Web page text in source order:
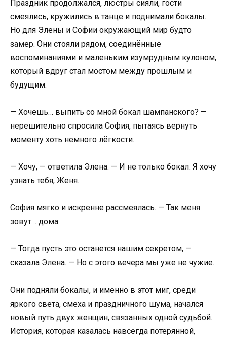
Праздник продолжался, люстры сияли, гости
смеялись, кружились в танце и поднимали бокалы.
Но для Элены и Софии окружающий мир будто
замер. Они стояли рядом, соединённые
воспоминаниями и маленьким изумрудным кулоном,
который вдруг стал мостом между прошлым и
будущим.
— Хочешь… выпить со мной бокал шампанского? —
нерешительно спросила София, пытаясь вернуть
моменту хоть немного лёгкости.
— Хочу, — ответила Элена. — И не только бокал. Я хочу
узнать тебя, Женя.
София мягко и искренне рассмеялась. — Так меня
зовут… дома.
— Тогда пусть это останется нашим секретом, —
сказала Элена. — Но с этого вечера мы уже не чужие.
Они подняли бокалы, и именно в этот миг, среди
яркого света, смеха и праздничного шума, начался
новый путь двух женщин, связанных одной судьбой.
История, которая казалась навсегда потерянной,